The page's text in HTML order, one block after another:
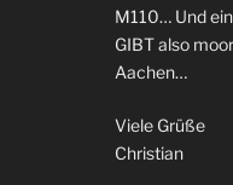
M110… Und
GIBT also
Aachen…
Viele Grüße
Christian